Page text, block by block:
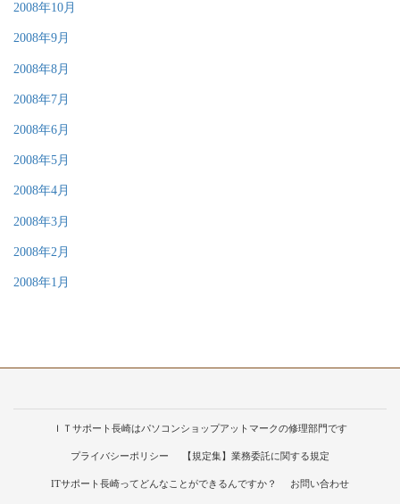
2008年10月
2008年9月
2008年8月
2008年7月
2008年6月
2008年5月
2008年4月
2008年3月
2008年2月
2008年1月
ＩＴサポート長崎はパソコンショップアットマークの修理部門です
プライバシーポリシー 【規定集】業務委託に関する規定
ITサポート長崎ってどんなことができるんですか？ お問い合わせ